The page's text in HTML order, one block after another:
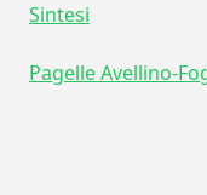
Sintesi
Pagelle Avellino-